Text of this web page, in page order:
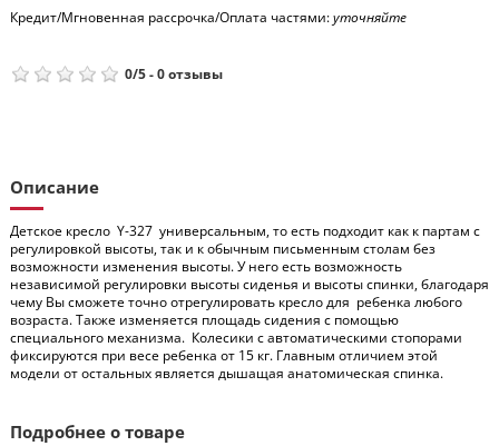
Кредит/Мгновенная рассрочка/Оплата частями:уточняйте
0/5-0отзывы
Описание
Детское кресло Y-327 универсальным, то есть подходит как к партам с
регулировкой высоты, так и к обычным письменным столам без
возможности изменения высоты. У него есть возможность
независимой регулировки высоты сиденья и высоты спинки, благодаря
чему Вы сможете точно отрегулировать кресло для ребенка любого
возраста. Также изменяется площадь сидения с помощью
специального механизма. Колесики с автоматическими стопорами
фиксируются при весе ребенка от 15 кг. Главным отличием этой
модели от остальных является дышащая анатомическая спинка.
Подробнее о товаре